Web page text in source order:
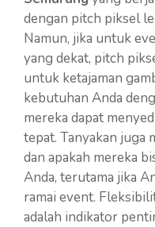
dengan pitch piksel
Namun, jika untuk
yang dekat, pitch
untuk ketajaman
kebutuhan Anda
mereka dapat
tepat. Tanyakan juga
dan apakah mereka
Anda, terutama jika
ramai event.
adalah indikator